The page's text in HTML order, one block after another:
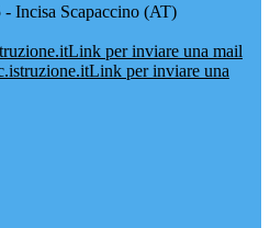
- Incisa Scapaccino (AT)
Link per inviare una mail
Link per inviare una